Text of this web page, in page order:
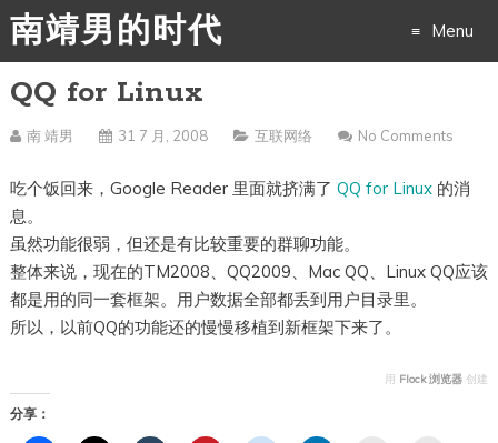
南靖男的时代 Menu
to
content
QQ for Linux
南 靖男 31 7 月, 2008 互联网络 No Comments
吃个饭回来，Google Reader 里面就挤满了 QQ for Linux的消
息。
虽然功能很弱，但还是有比较重要的群聊功能。
整体来说，现在的TM2008、QQ2009、Mac QQ、Linux QQ应该
都是用的同一套框架。用户数据全部都丢到用户目录里。
所以，以前QQ的功能还的慢慢移植到新框架下来了。
用 Flock 浏览器 创建
分享：